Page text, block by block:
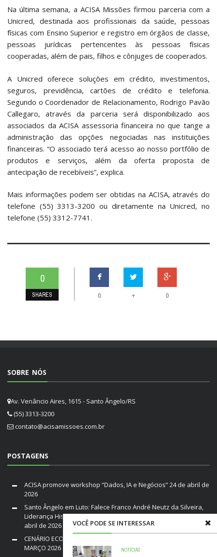
Na última semana, a ACISA Missões firmou parceria com a
Unicred, destinada aos profissionais da saúde, pessoas
físicas com Ensino Superior e registro em órgãos de classe,
pessoas jurídicas pertencentes às pessoas físicas
cooperadas, além de pais, filhos e cônjuges de cooperados.
A Unicred oferece soluções em crédito, investimentos,
seguros, previdência, cartões de crédito e telefonia.
Segundo o Coordenador de Relacionamento, Rodrigo Pavão
Callegaro, através da parceria será disponibilizado aos
associados da ACISA assessoria financeira no que tange a
administração das opções negociadas nas instituições
financeiras. “O associado terá acesso ao nosso portfólio de
produtos e serviços, além da oferta proposta de
antecipação de recebíveis”, explica.
Mais informações podem ser obtidas na ACISA, através do
telefone (55) 3313-3200 ou diretamente na Unicred, no
telefone (55) 3312-7741.
0
SHARES 0 + 0
VOCÊ PODE SE INTERESSAR
NOTÍCIAS
SOBRE NÓS
Av. Venâncio Aires, 1615 - Santo Ângelo/RS
(55) 3313-3200
contato@acisamissoes.com.br
POSTAGENS
ACISA promove workshop “Dados, IA e Negócios”24 de abril de
2026
Santo Ângelo em Luto: Falece Franco André Neutz da Silveira,
Liderança Histórica da ACISA e Fenamilho Internacional20 de
abril de 2026
CENÁRIO ECONÔMICO DO BRASIL E RIO GRANDE DO SUL /
MARÇO 2026
19 de março de 2026